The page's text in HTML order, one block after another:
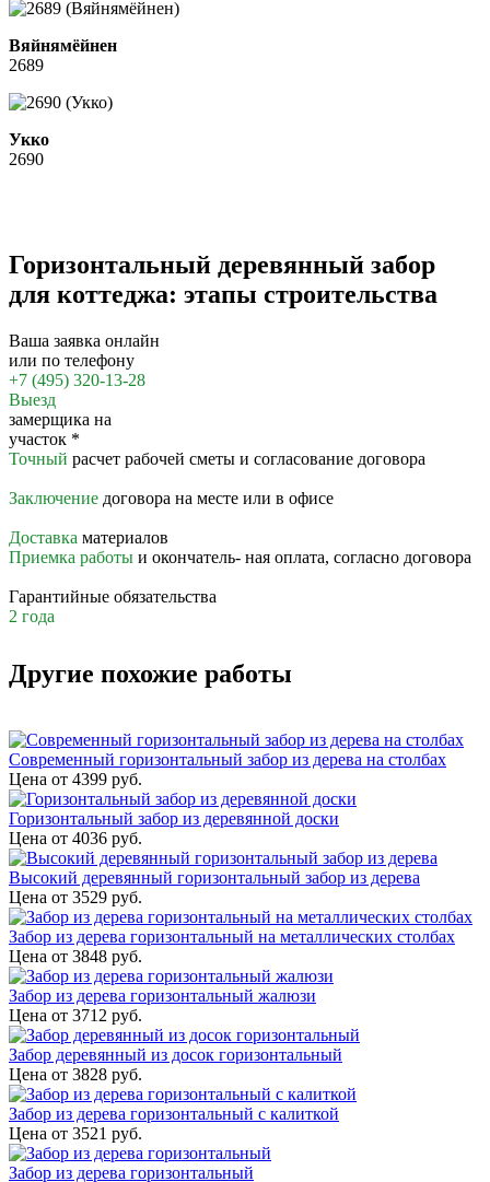
Вяйнямёйнен
2689
Укко
2690
Горизонтальный деревянный забор
для коттеджа: этапы строительства
Ваша заявка онлайн
или по телефону
+7 (495) 320-13-28
Выезд
замерщика на
участок *
Точный расчет рабочей сметы и согласование договора
Заключение договора на месте или в офисе
Доставка материалов
Приемка работы и окончатель- ная оплата, согласно договора
Гарантийные обязательства
2 года
Другие похожие работы
Современный горизонтальный забор из дерева на столбах
Цена от 4399 руб.
Горизонтальный забор из деревянной доски
Цена от 4036 руб.
Высокий деревянный горизонтальный забор из дерева
Цена от 3529 руб.
Забор из дерева горизонтальный на металлических столбах
Цена от 3848 руб.
Забор из дерева горизонтальный жалюзи
Цена от 3712 руб.
Забор деревянный из досок горизонтальный
Цена от 3828 руб.
Забор из дерева горизонтальный с калиткой
Цена от 3521 руб.
Забор из дерева горизонтальный